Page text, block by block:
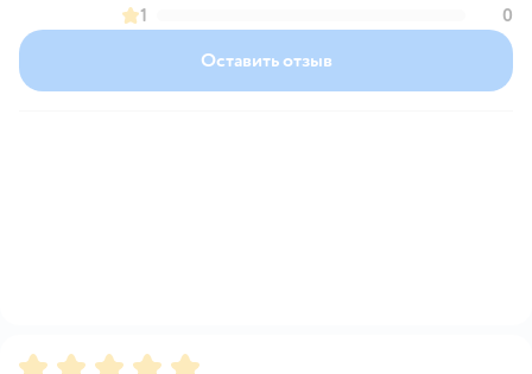
1
0
Оставить отзыв
Рейтинг:5